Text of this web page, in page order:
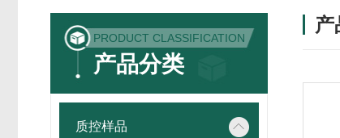
PRODUCT CLASSIFICATION
产品分类
质控样品
产